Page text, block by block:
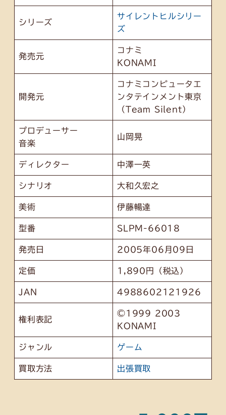
シリーズ
サイレントヒルシリー
ズ
発売元
コナミ
KONAMI
開発元
コナミコンピュータエ
ンタテインメント東京
（Team Silent）
プロデューサー
音楽
山岡晃
ディレクター 中澤一英
シナリオ 大和久宏之
美術 伊藤暢達
型番 SLPM-66018
発売日 2005年06月09日
定価 1,890円（税込）
JAN 4988602121926
権利表記
©1999 2003
KONAMI
ジャンル ゲーム
買取方法 出張買取